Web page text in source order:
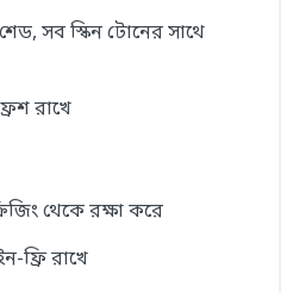
সব স্কিন টোনের সাথে
রাখে
থেকে রক্ষা করে
ফ্রি রাখে